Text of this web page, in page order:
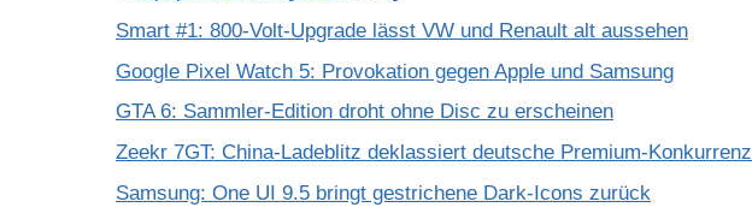
Smart #1: 800-Volt-Upgrade lässt VW und Renault alt aussehen
Google Pixel Watch 5: Provokation gegen Apple und Samsung
GTA 6: Sammler-Edition droht ohne Disc zu erscheinen
Zeekr 7GT: China-Ladeblitz deklassiert deutsche Premium-Konkurrenz
Samsung: One UI 9.5 bringt gestrichene Dark-Icons zurück